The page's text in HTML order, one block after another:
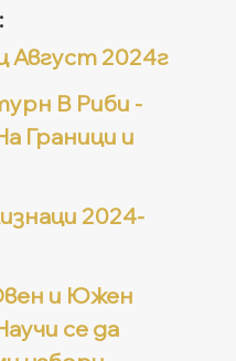
Август 2024г
В Риби -
Граници и
2024-
и Южен
се да